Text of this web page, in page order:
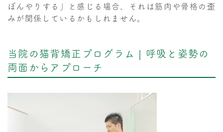
ぼんやりする」と感じる場合、それは筋肉や骨格の歪
みが関係しているかもしれません。
当院の猫背矯正プログラム｜呼吸と姿勢の
両面からアプローチ